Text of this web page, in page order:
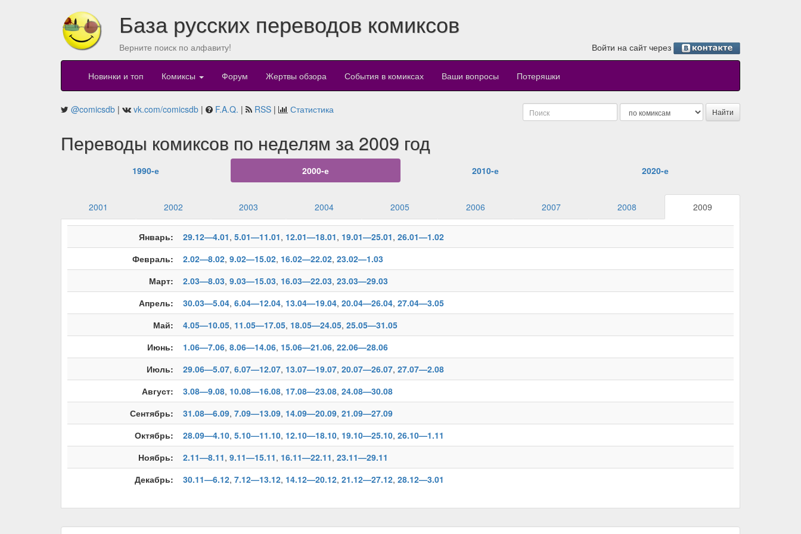
База русских переводов комиксов
Верните поиск по алфавиту! Войти на сайт через
Новинки и топ Комиксы Форум Жертвы обзора События в комиксах Ваши вопросы Потеряшки
@comicsdb | vk.com/comicsdb | F.A.Q. | RSS | Статистика
Переводы комиксов по неделям за 2009 год
1990-е 2000-е 2010-е 2020-е
2001 2002 2003 2004 2005 2006 2007 2008 2009
Январь: 29.12—4.01, 5.01—11.01, 12.01—18.01, 19.01—25.01, 26.01—1.02
Февраль:
2.02—8.02, 9.02—15.02, 16.02—22.02, 23.02—1.03
Март:
2.03—8.03, 9.03—15.03, 16.03—22.03, 23.03—29.03
Апрель:
30.03—5.04, 6.04—12.04, 13.04—19.04, 20.04—26.04, 27.04—3.05
Май:
4.05—10.05, 11.05—17.05, 18.05—24.05, 25.05—31.05
Июнь:
1.06—7.06, 8.06—14.06, 15.06—21.06, 22.06—28.06
Июль:
29.06—5.07, 6.07—12.07, 13.07—19.07, 20.07—26.07, 27.07—2.08
Август:
3.08—9.08, 10.08—16.08, 17.08—23.08, 24.08—30.08
Сентябрь:
31.08—6.09, 7.09—13.09, 14.09—20.09, 21.09—27.09
Октябрь:
28.09—4.10, 5.10—11.10, 12.10—18.10, 19.10—25.10, 26.10—1.11
Ноябрь:
2.11—8.11, 9.11—15.11, 16.11—22.11, 23.11—29.11
Декабрь:
30.11—6.12, 7.12—13.12, 14.12—20.12, 21.12—27.12, 28.12—3.01